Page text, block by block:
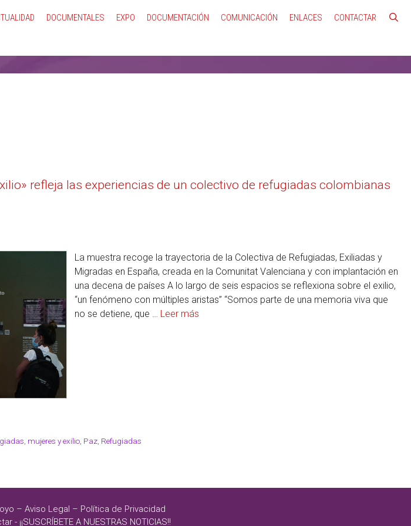
DOCUMENTALES EXPO DOCUMENTACIÓN COMUNICACIÓN ENLACES CONTACTAR
refleja las experiencias de un colectivo de refugiadas colombianas
La muestra recoge la trayectoria de la Colectiva de Refugiadas, Exiliadas y
Migradas en España, creada en la Comunitat Valenciana y con implantación en
una decena de países A lo largo de seis espacios se reflexiona sobre el exilio,
“un fenómeno con múltiples aristas” “Somos parte de una memoria viva que
no se detiene, que … Leer más
, mujeres y exilio, Paz, Refugiadas
– Aviso Legal – Política de Privacidad
- ¡¡SUSCRÍBETE A NUESTRAS NOTICIAS!!